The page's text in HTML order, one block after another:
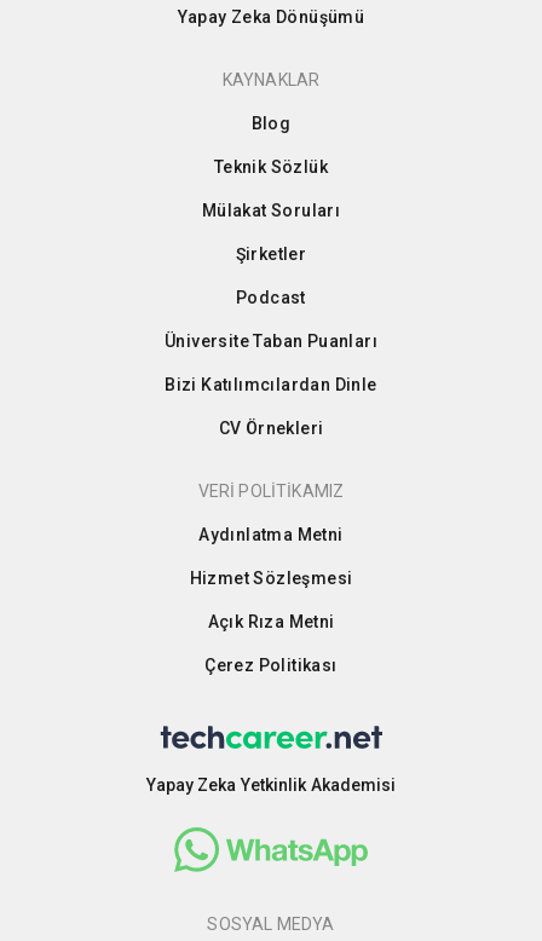
Yapay Zeka Dönüşümü
KAYNAKLAR
Blog
Teknik Sözlük
Mülakat Soruları
Şirketler
Podcast
Üniversite Taban Puanları
Bizi Katılımcılardan Dinle
CV Örnekleri
VERİ POLİTİKAMIZ
Aydınlatma Metni
Hizmet Sözleşmesi
Açık Rıza Metni
Çerez Politikası
Yapay Zeka Yetkinlik Akademisi
SOSYAL MEDYA